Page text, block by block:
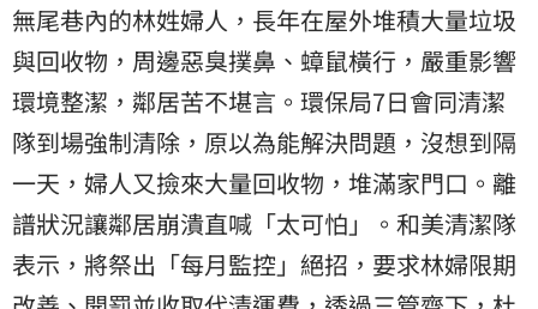
無尾巷內的林姓婦人，長年在屋外堆積大量垃圾
與回收物，周邊惡臭撲鼻、蟑鼠橫行，嚴重影響
環境整潔，鄰居苦不堪言。環保局7日會同清潔
隊到場強制清除，原以為能解決問題，沒想到隔
一天，婦人又撿來大量回收物，堆滿家門口。離
譜狀況讓鄰居崩潰直喊「太可怕」。和美清潔隊
表示，將祭出「每月監控」絕招，要求林婦限期